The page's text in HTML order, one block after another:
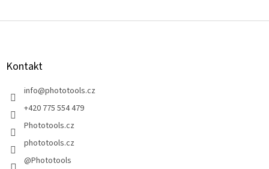
tedy správně exponovaný
Z
Kontakt
info@phototools.cz
+420 775 554 479
Phototools.cz
phototools.cz
@Phototools